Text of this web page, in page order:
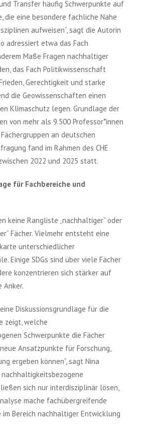
Transfer häufig Schwerpunkte auf
die eine besondere fachliche Nähe
aufweisen“, sagt die Autorin
adressiert etwa das Fach
Maße Fragen nachhaltiger
das Fach Politikwissenschaft
Gerechtigkeit und starke
die Geowissenschaften einen
Klimaschutz legen. Grundlage der
von mehr als 9.500 Professor*innen
an deutschen
fand im Rahmen des CHE
2022 und 2025 statt.
für Fachbereiche und
keine Rangliste „nachhaltiger“ oder
Fächer. Vielmehr entsteht eine
unterschiedlicher
Einige SDGs sind über viele Fächer
konzentrieren sich stärker auf
Anker.
Diskussionsgrundlage für die
zeigt, welche
Schwerpunkte die Fächer
Ansatzpunkte für Forschung,
ergeben können“, sagt Nina
sich nur interdisziplinär lösen,
mache fachübergreifende
Bereich nachhaltiger Entwicklung